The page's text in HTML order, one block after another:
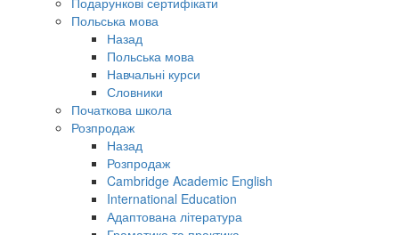
Польська мова
Назад
Польська мова
Навчальні курси
Словники
Початкова школа
Розпродаж
Назад
Розпродаж
Cambridge Academic English
International Education
Адаптована література